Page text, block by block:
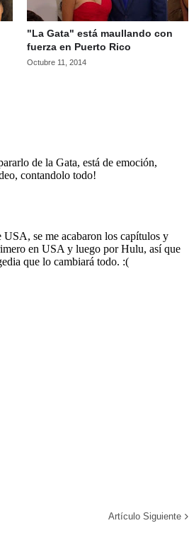
"La Gata" está maullando con
fuerza en Puerto Rico
Octubre 11, 2014
Artículo Siguiente